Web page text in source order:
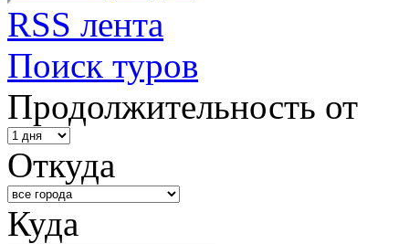
RSS лента
Поиск туров
Продолжительность от
Откуда
Куда